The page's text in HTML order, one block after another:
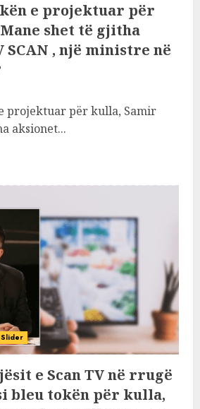
e projektuar për
shet të gjitha
SCAN , një ministre në
projektuar për kulla, Samir
aksionet...
Slider
e Scan TV në rrugë
bleu tokën për kulla,